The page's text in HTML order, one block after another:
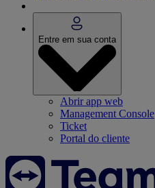
Entre em sua conta
Abrir app web
Management Console
Ticket
Portal do cliente